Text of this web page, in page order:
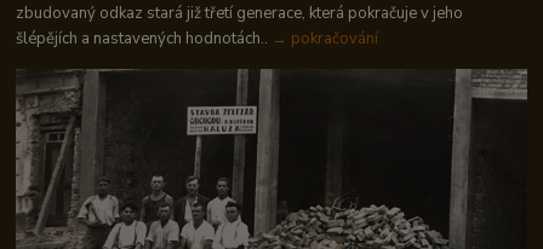
zbudovaný odkaz stará již třetí generace, která pokračuje v jeho
šlépějích a nastavených hodnotách.. → pokračování